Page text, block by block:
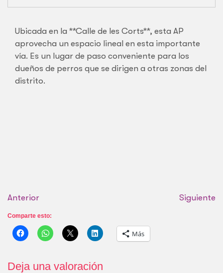
Ubicada en la **Calle de les Corts**, esta AP
aprovecha un espacio lineal en esta importante
vía. Es un lugar de paso conveniente para los
dueños de perros que se dirigen a otras zonas del
distrito.
Anterior Siguiente
Comparte esto:
Más
Deja una valoración